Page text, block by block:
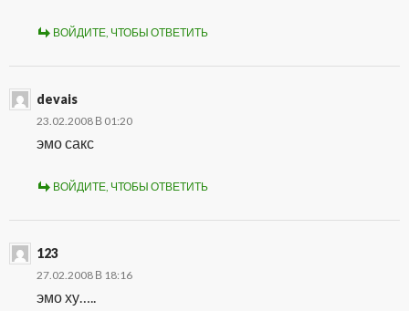
ВОЙДИТЕ, ЧТОБЫ ОТВЕТИТЬ
devais
23.02.2008 В 01:20
эмо сакс
ВОЙДИТЕ, ЧТОБЫ ОТВЕТИТЬ
123
27.02.2008 В 18:16
эмо ху…..